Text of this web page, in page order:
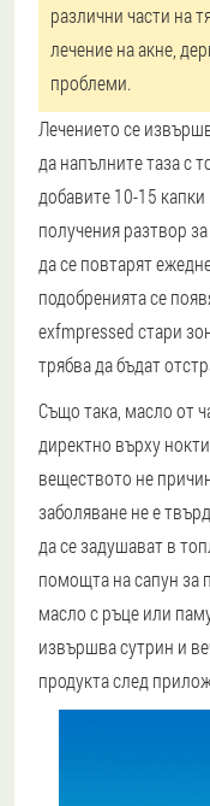
различни части на
лечение на акне,
проблеми.
Лечението се
да напълните таза с
добавите 10-15
получения разтвор
да се повтарят
подобренията се
exfmpressed стари
трябва да бъдат
Също така, масло от
директно върху
веществото не
заболяване не е
да се задушават в
помощта на сапун за
масло с ръце или
извършва сутрин и
продукта след